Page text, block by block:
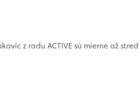
z radu ACTIVE sú mierne až